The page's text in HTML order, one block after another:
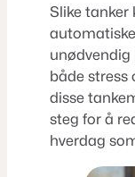
Slike tanker
unødvendig
både stress
disse
steg for å
hverdag